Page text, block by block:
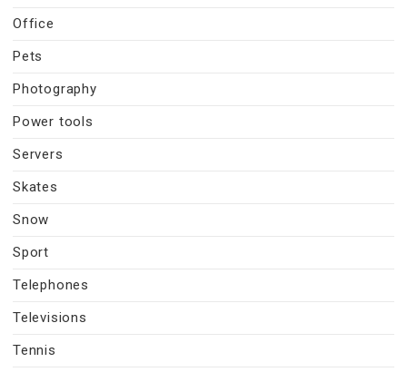
Office
Pets
Photography
Power tools
Servers
Skates
Snow
Sport
Telephones
Televisions
Tennis